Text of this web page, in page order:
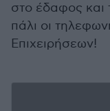
στο έδαφος και
πάλι οι
Επιχειρήσεων!